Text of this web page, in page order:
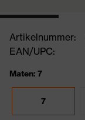
Artikelnummer:
EAN/UPC:
Maten: 7
7